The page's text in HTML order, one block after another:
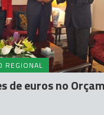
REGIONAL
de euros no